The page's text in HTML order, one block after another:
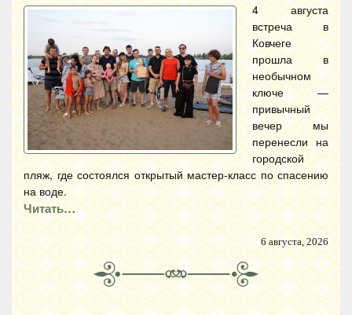
4 августа
встреча в
Ковчеге
прошла в
необычном
ключе —
привычный
вечер мы
перенесли на
городской
пляж, где состоялся открытый мастер-класс по спасению
на воде.
Читать…
6 августа, 2026